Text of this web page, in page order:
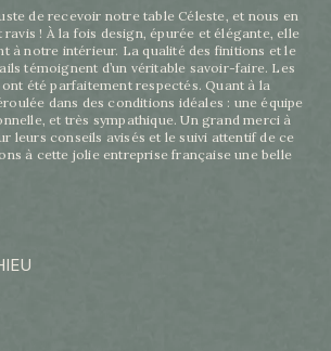
de recevoir notre table Céleste, et nous en
! À la fois design, épurée et élégante, elle
à notre intérieur. La qualité des finitions et le
témoignent d’un véritable savoir-faire. Les
été parfaitement respectés. Quant à la
dans des conditions idéales : une équipe
et très sympathique. Un grand merci à
leurs conseils avisés et le suivi attentif de ce
à cette jolie entreprise française une belle